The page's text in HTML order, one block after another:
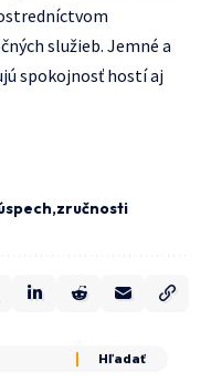
služieb. Jemné a
spokojnosť hostí aj
zručnosti